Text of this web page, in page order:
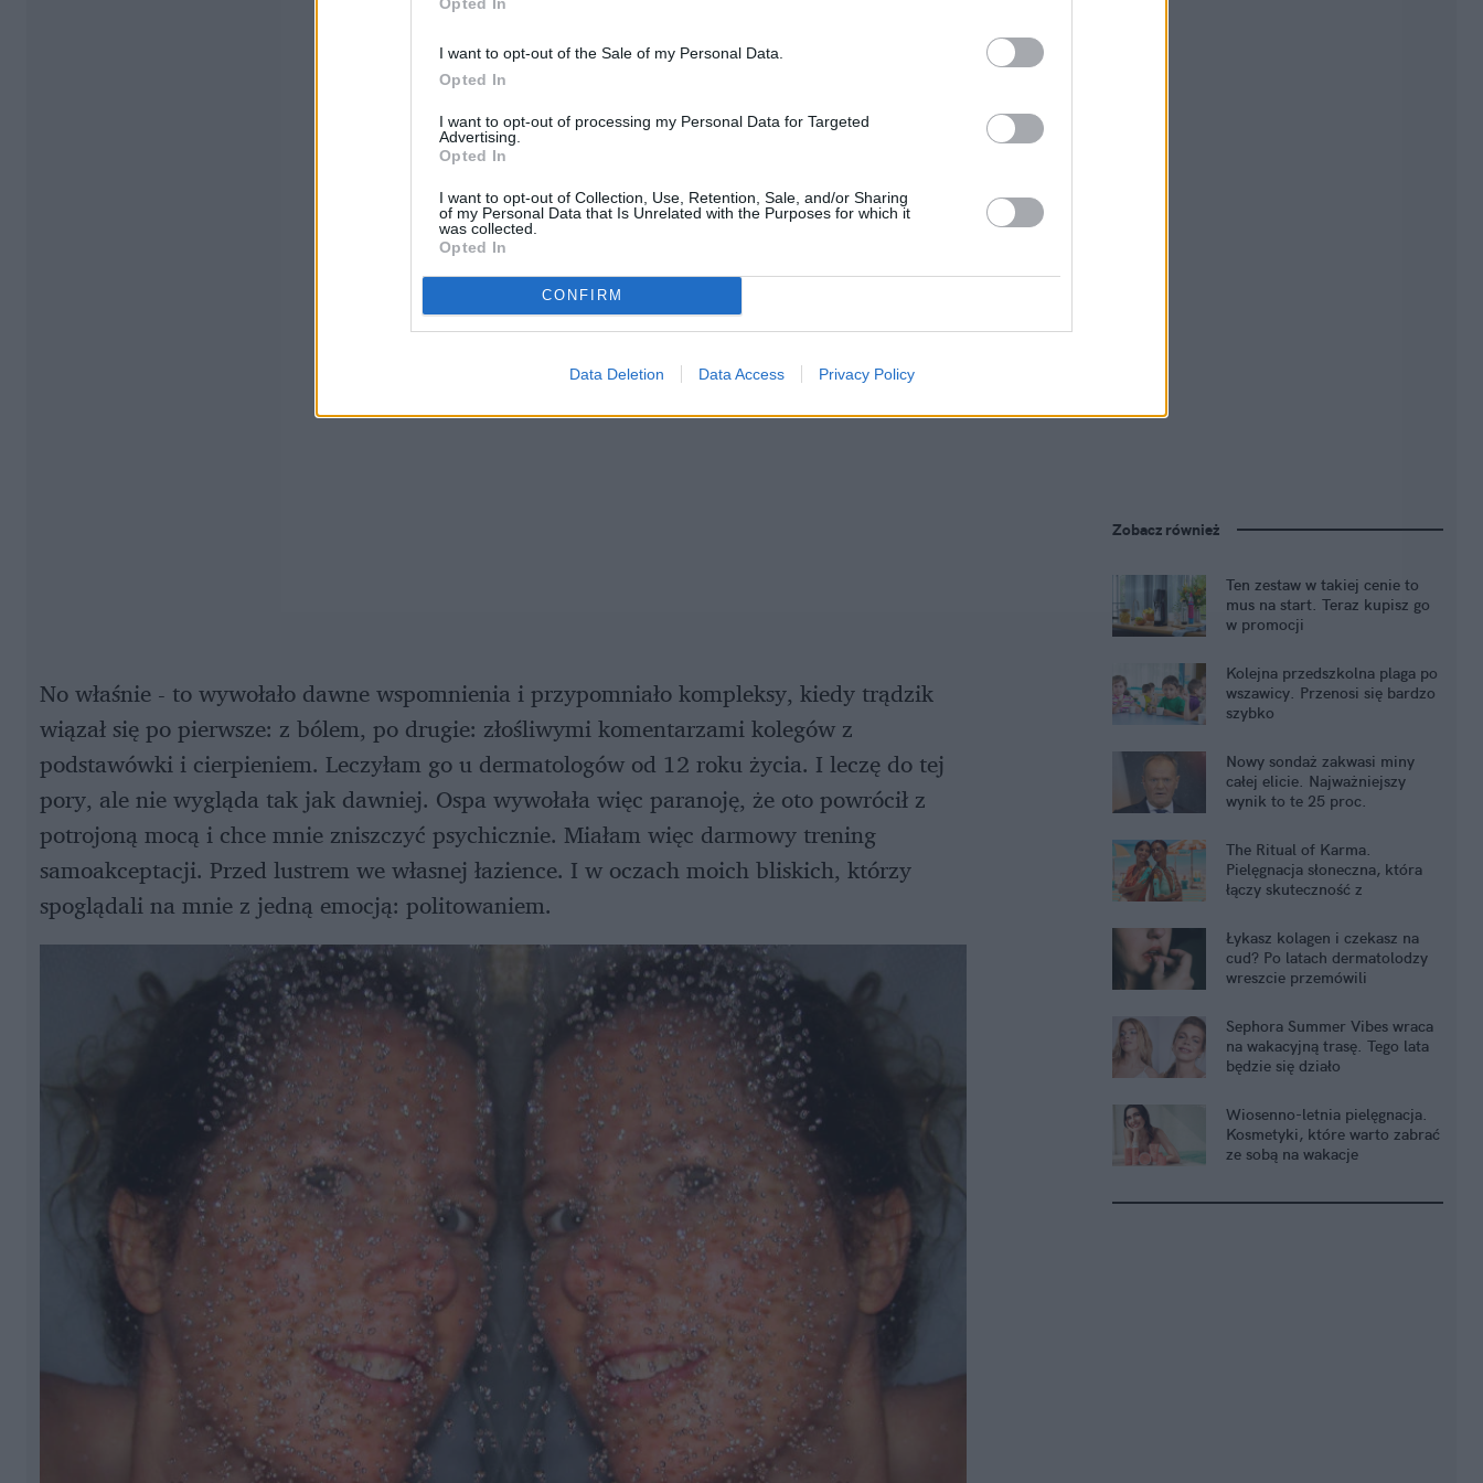
I want to opt-out of the Sale of my Personal Data.
Opted In
I want to opt-out of processing my Personal Data for Targeted
Advertising.
Opted In
I want to opt-out of Collection, Use, Retention, Sale, and/or Sharing
of my Personal Data that Is Unrelated with the Purposes for which it
was collected.
Opted In
CONFIRM
Data Deletion Data Access Privacy Policy
No właśnie - to wywołało dawne wspomnienia i przypomniało kompleksy, kiedy trądzik
wiązał się po pierwsze: z bólem, po drugie: złośliwymi komentarzami kolegów z
podstawówki i cierpieniem. Leczyłam go u dermatologów od 12 roku życia. I leczę do tej
pory, ale nie wygląda tak jak dawniej. Ospa wywołała więc paranoję, że oto powrócił z
potrojoną mocą i chce mnie zniszczyć psychicznie. Miałam więc darmowy trening
samoakceptacji. Przed lustrem we własnej łazience. I w oczach moich bliskich, którzy
spoglądali na mnie z jedną emocją: politowaniem.
Zobacz również
Ten zestaw w takiej cenie to
mus na start. Teraz kupisz go
w promocji
Kolejna przedszkolna plaga po
wszawicy. Przenosi się bardzo
szybko
Nowy sondaż zakwasi miny
całej elicie. Najważniejszy
wynik to te 25 proc.
The Ritual of Karma.
Pielęgnacja słoneczna, która
łączy skuteczność z
Łykasz kolagen i czekasz na
cud? Po latach dermatolodzy
wreszcie przemówili
Sephora Summer Vibes wraca
na wakacyjną trasę. Tego lata
będzie się działo
Wiosenno-letnia pielęgnacja.
Kosmetyki, które warto zabrać
ze sobą na wakacje